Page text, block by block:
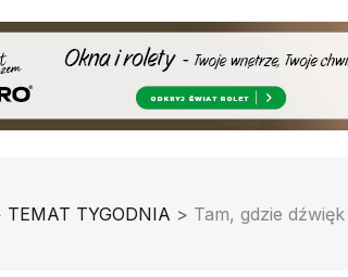
TEMAT TYGODNIA > Tam, gdzie